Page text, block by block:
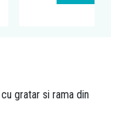
gratar si rama din